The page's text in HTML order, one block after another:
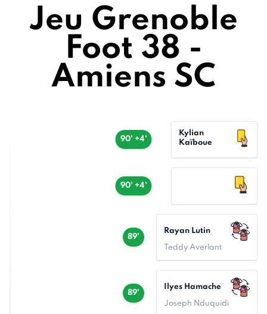
Jeu Grenoble
Foot 38 -
Amiens SC
90' +4'
Kylian
Kaïboue
90' +4'
89'
Rayan Lutin
Teddy Averlant
89'
Ilyes Hamache
Joseph Nduquidi